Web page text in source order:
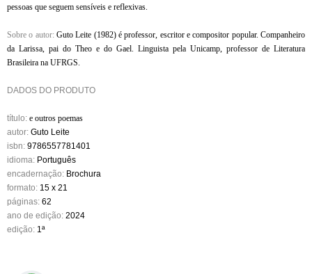
pessoas que seguem sensíveis e reflexivas.
Sobre o autor:Guto Leite (1982) é professor, escritor e compositor popular. Companheiro
da Larissa, pai do Theo e do Gael. Linguista pela Unicamp, professor de Literatura
Brasileira na UFRGS.
DADOS DO PRODUTO
título: e outros poemas
autor: Guto Leite
isbn: 9786557781401
idioma: Português
encadernação: Brochura
formato: 15 x 21
páginas: 62
ano de edição: 2024
edição: 1ª